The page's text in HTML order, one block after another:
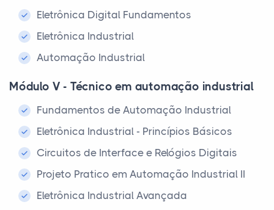
Eletrônica Digital Fundamentos
Eletrônica Industrial
Automação Industrial
Módulo V - Técnico em automação industrial
Fundamentos de Automação Industrial
Eletrônica Industrial - Princípios Básicos
Circuitos de Interface e Relógios Digitais
Projeto Pratico em Automação Industrial II
Eletrônica Industrial Avançada